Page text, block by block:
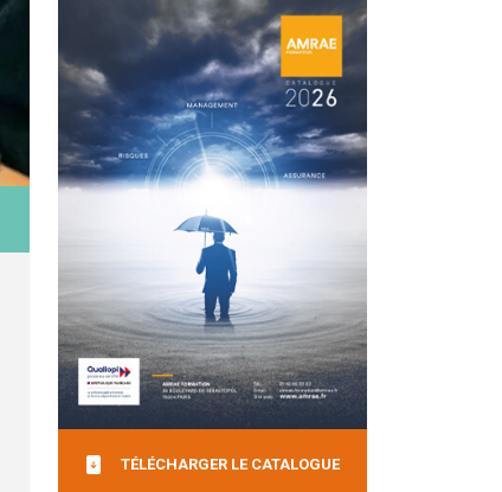
TÉLÉCHARGER LE CATALOGUE